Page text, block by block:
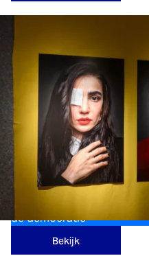
Onze Democratie
Voor publieksprojecten
de democratie
Bekijk